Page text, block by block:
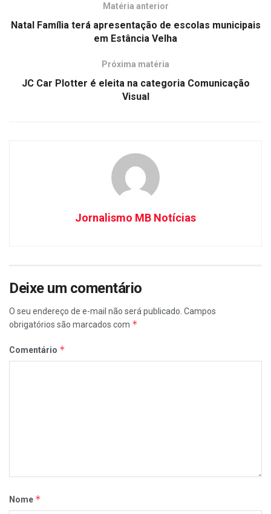
Matéria anterior
Natal Família terá apresentação de escolas municipais
em Estância Velha
Próxima matéria
JC Car Plotter é eleita na categoria Comunicação
Visual
Jornalismo MB Notícias
Deixe um comentário
O seu endereço de e-mail não será publicado. Campos
obrigatórios são marcados com *
Comentário *
Nome *